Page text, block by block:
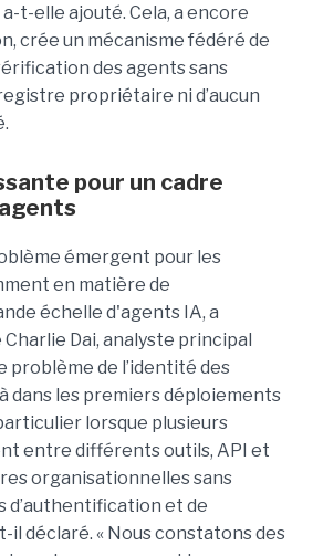
a-t-elle ajouté. Cela, a encore
crée un mécanisme fédéré de
des agents sans
propriétaire ni d’aucun
pour un cadre
émergent pour les
en matière de
échelle d'agents IA, a
Charlie Dai, analyste principal
problème de l’identité des
dans les premiers déploiements
lorsque plusieurs
entre différents outils, API et
organisationnelles sans
d’authentification et de
il déclaré. « Nous constatons des